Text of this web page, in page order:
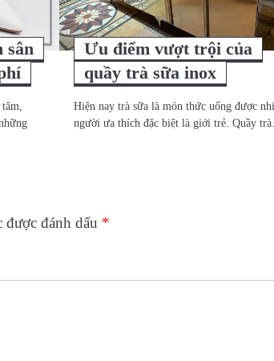
sân
Ưu điểm vượt trội của
quầy trà sữa inox
Hiện nay trà sữa là món thức uống được
người ưa thích đặc biệt là giới trẻ. Quầy
được đánh dấu *